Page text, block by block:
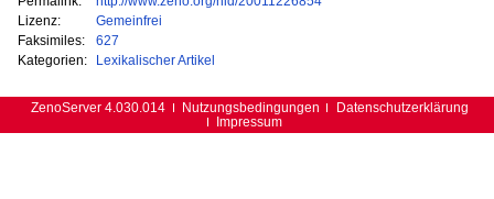
Lizenz:
Gemeinfrei
Faksimiles:
627
Kategorien:
Lexikalischer Artikel
ZenoServer 4.030.014 Nutzungsbedingungen
Datenschutzerklärung
Impressum